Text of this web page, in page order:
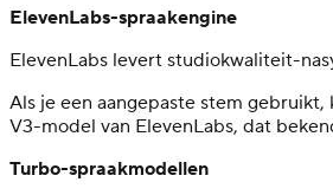
ElevenLabs-spraakengine
ElevenLabs levert studiokwaliteit-
Als je een aangepaste stem
V3-model van ElevenLabs, dat
Turbo-spraakmodellen